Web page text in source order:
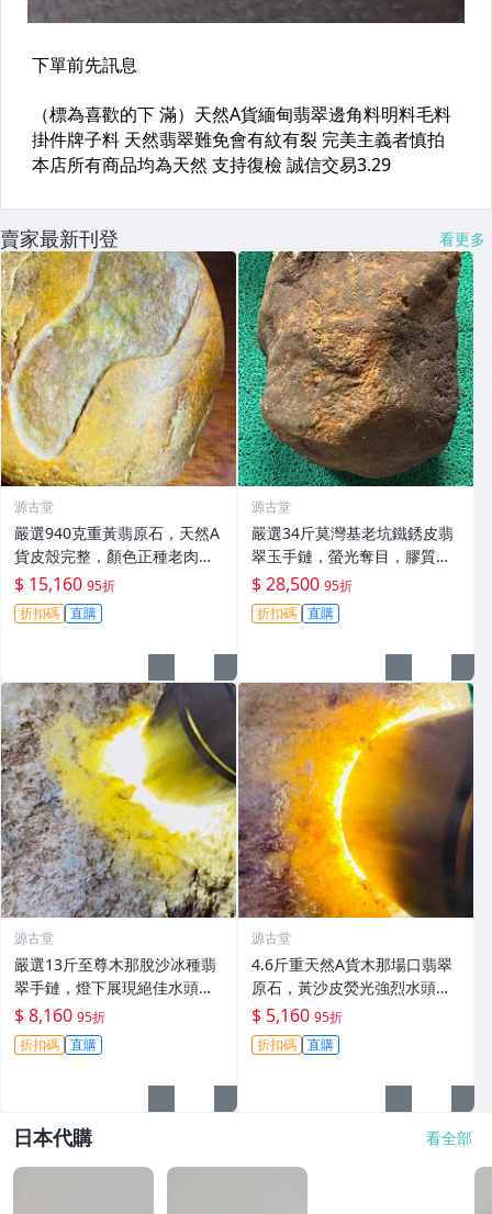
賣家最新刊登 看更多
源古堂
嚴選940克重黃翡原石，天然A
貨皮殼完整，顏色正種老肉
細，料子乾淨無裂，適合製作
手鐲或掛件，收藏佳。黃翡 翡
翠 原石
$ 15,160 95折
折扣碼 直購
源古堂
嚴選34斤莫灣基老坑鐵銹皮翡
翠玉手鏈，螢光奪目，膠質飽
滿，表面無損，堅韌耐用，適
合把玩收藏冰種手鏈#翡翠 #A
貨翡翠 #把玩礦石
$ 28,500 95折
折扣碼 直購
源古堂
嚴選13斤至尊木那脫沙冰種翡
翠手鏈，燈下展現絕佳水頭與
色韻，精緻美態令人愛不釋
手，適合收藏或佩戴A貨翡翠#
翡翠 #天然翡翠 #A貨翡翠玉石
$ 8,160 95折
折扣碼 直購
源古堂
4.6斤重天然A貨木那場口翡翠
原石，黃沙皮熒光強烈水頭
足，種水佳手感覺壓實形體整
齊，嚴選適合雕刻成手鐲掛
件，支持檢測代工。原石未動
$ 5,160 95折
折扣碼 直購
日本代購 看全部